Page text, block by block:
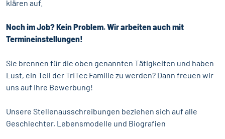
klären auf.
Noch im Job? Kein Problem. Wir arbeiten auch mit
Termineinstellungen!
Sie brennen für die oben genannten Tätigkeiten und haben
Lust, ein Teil der TriTec Familie zu werden? Dann freuen wir
uns auf Ihre Bewerbung!
Unsere Stellenausschreibungen beziehen sich auf alle
Geschlechter, Lebensmodelle und Biografien